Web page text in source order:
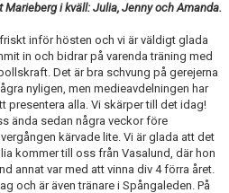
i kväll: Julia, Jenny och Amanda.
inför hösten och vi är väldigt glada
in och bidrar på varenda träning med
Det är bra schvung på gerejerna
nyligen, men medieavdelningen har
presentera alla. Vi skärper till det idag!
ända sedan några veckor före
kärvade lite. Vi är glada att det
kommer till oss från Vasalund, där hon
annat var med att vinna div 4 förra året.
och är även tränare i Spångaleden. På